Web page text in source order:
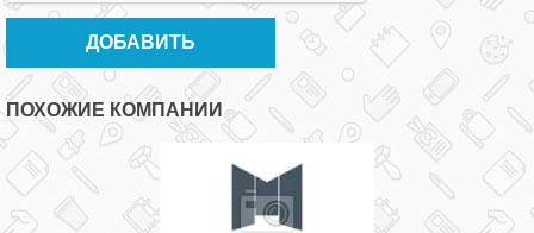
ПОХОЖИЕ КОМПАНИИ